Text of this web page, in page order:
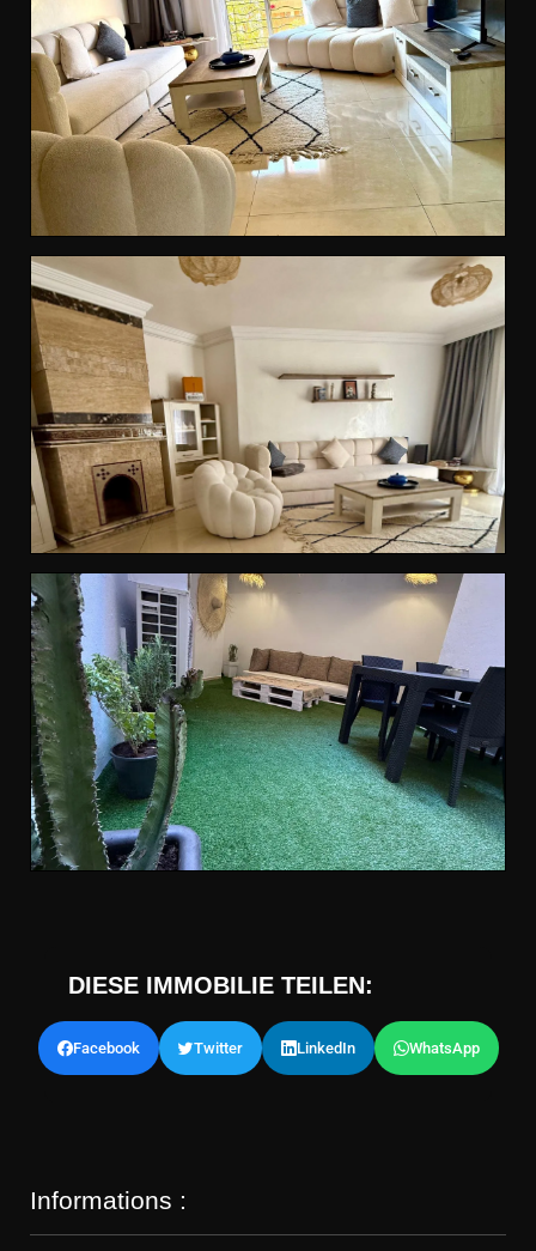
DIESE IMMOBILIE TEILEN:
Facebook Twitter LinkedIn WhatsApp
Informations :